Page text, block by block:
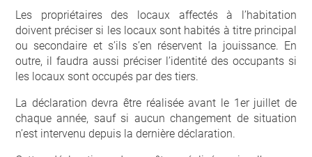
Les propriétaires des locaux affectés à l’habitation
doivent préciser si les locaux sont habités à titre principal
ou secondaire et s’ils s’en réservent la jouissance. En
outre, il faudra aussi préciser l’identité des occupants si
les locaux sont occupés par des tiers.
La déclaration devra être réalisée avant le 1erjuillet de
chaque année, sauf si aucun changement de situation
n’est intervenu depuis la dernière déclaration.